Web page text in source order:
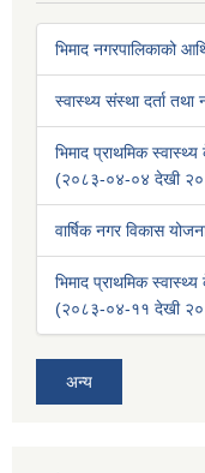
भिमाद नगरपालिकाको
स्वास्थ्य संस्था दर्ता तथा
भिमाद प्राथमिक
(२०८३-०४-०४ देखी
वार्षिक नगर विकास
भिमाद प्राथमिक
(२०८३-०४-११ देखी
अन्य